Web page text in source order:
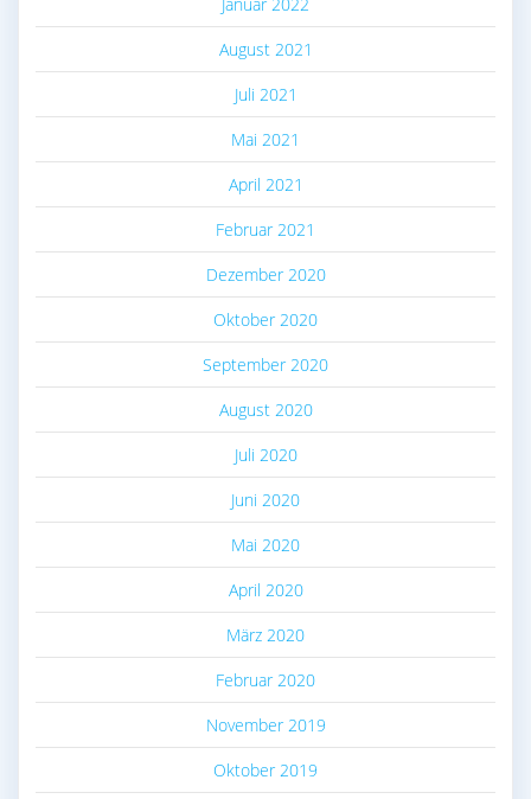
August 2021
Juli 2021
Mai 2021
April 2021
Februar 2021
Dezember 2020
Oktober 2020
September 2020
August 2020
Juli 2020
Juni 2020
Mai 2020
April 2020
März 2020
Februar 2020
November 2019
Oktober 2019